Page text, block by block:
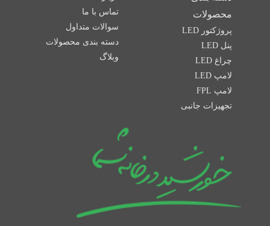
محصولات
پروژکتور LED
پنل LED
چراغ LED
لامپ LED
لامپ FPL
تجهیزات جانبی
تماس با ما
سوالات متداول
دسته بندی محصولات
وبلاگ